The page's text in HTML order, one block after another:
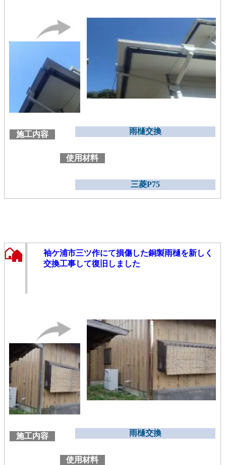
施工内容 雨樋交換
使用材料
三菱P75
袖ケ浦市三ツ作にて損傷した銅製雨樋を新しく
交換工事して復旧しました
施工内容 雨樋交換
使用材料